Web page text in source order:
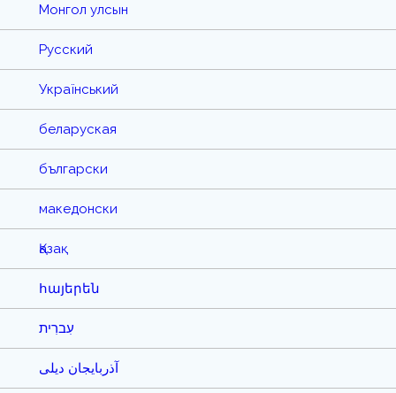
Монгол улсын
Русский
Український
беларуская
български
македонски
Қазақ
հայերեն
עִברִית
آذربایجان دیلی